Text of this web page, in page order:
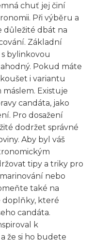
chuť jej činí
Při výběru a
důležité dbát na
Základní
bylinkovou
Pokud máte
i variantu
Existuje
candáta, jako
Pro dosažení
dodržet správné
Aby byl váš
tipy a triky pro
nebo
také na
doplňky, které
candáta.
k
že si ho budete